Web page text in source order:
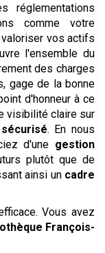
réglementations
comme votre
vos actifs
l'ensemble du
des charges
gage de la bonne
d'honneur à ce
visibilité claire sur
. En nous
d'une gestion
plutôt que de
ainsi un cadre
Vous avez
François-